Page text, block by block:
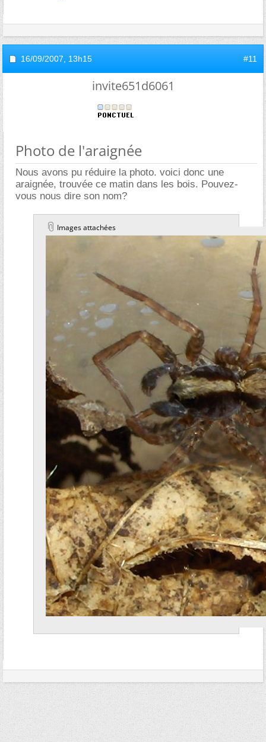
16/09/2007, 13h15 #11
invite651d6061
Photo de l'araignée
Nous avons pu réduire la photo. voici donc une
araignée, trouvée ce matin dans les bois. Pouvez-
vous nous dire son nom?
Images attachées